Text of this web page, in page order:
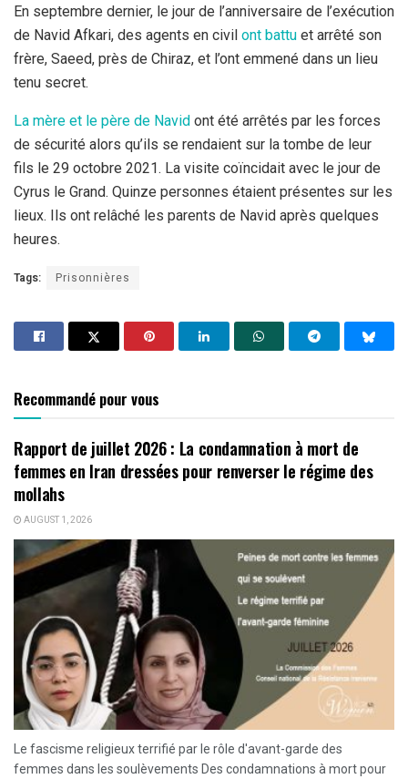
En septembre dernier, le jour de l’anniversaire de l’exécution
de Navid Afkari, des agents en civil ont battu et arrêté son
frère, Saeed, près de Chiraz, et l’ont emmené dans un lieu
tenu secret.
La mère et le père de Navid ont été arrêtés par les forces
de sécurité alors qu’ils se rendaient sur la tombe de leur
fils le 29 octobre 2021. La visite coïncidait avec le jour de
Cyrus le Grand. Quinze personnes étaient présentes sur les
lieux. Ils ont relâché les parents de Navid après quelques
heures.
Tags: Prisonnières
Recommandé pour vous
Rapport de juillet 2026 : La condamnation à mort de
femmes en Iran dressées pour renverser le régime des
mollahs
AUGUST 1, 2026
Le fascisme religieux terrifié par le rôle d'avant-garde des
femmes dans les soulèvements Des condamnations à mort pour